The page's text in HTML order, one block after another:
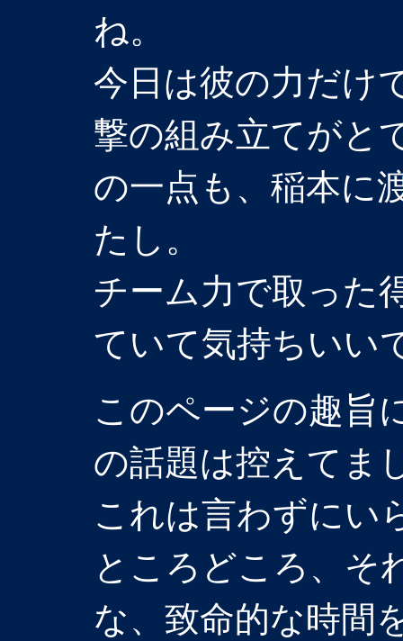
ね。
今日は彼の力だけ
撃の組み立てがと
の一点も、稲本に
たし。
チーム力で取った
ていて気持ちいい
このページの趣旨
の話題は控えてま
これは言わずにい
ところどころ、そ
な、致命的な時間